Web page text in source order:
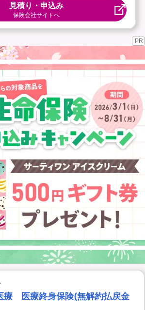
見積り・申込み
保険会社サイトへ
PR
療 医療終身保険(無解約払戻金